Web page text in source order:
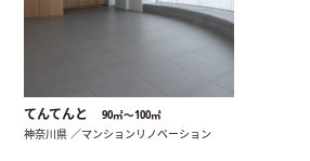
てんてんと 90㎡〜100㎡
神奈川県 ／マンションリノベーション